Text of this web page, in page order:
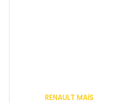
RENAULT MAİS